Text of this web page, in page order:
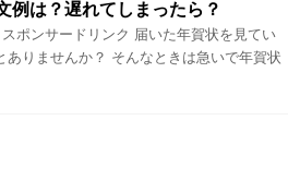
例は？遅れてしまったら？
ポンサードリンク 届いた年賀状を見てい
りませんか？ そんなときは急いで年賀状